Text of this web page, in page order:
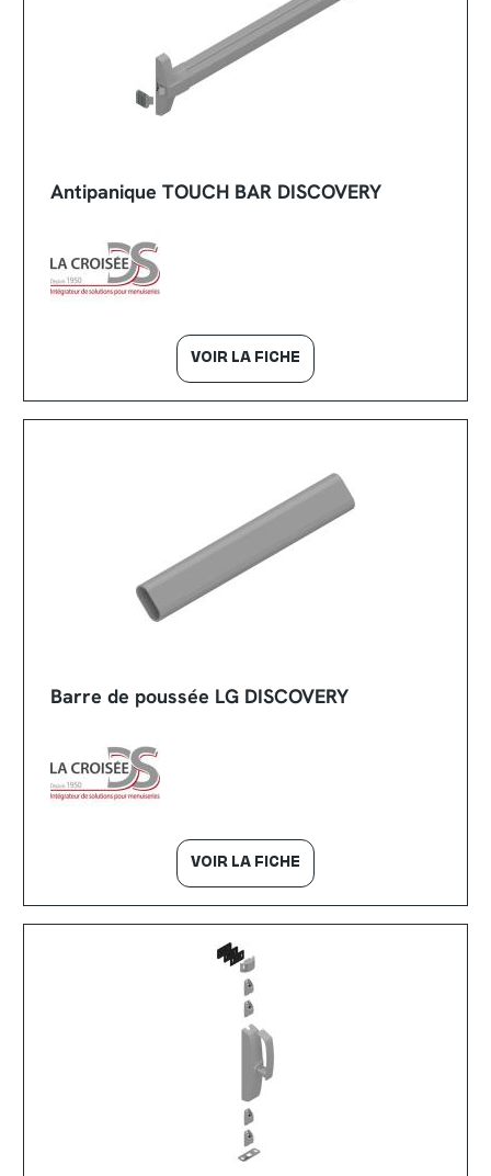
Antipanique TOUCH BAR DISCOVERY
VOIR LA FICHE
Barre de poussée LG DISCOVERY
VOIR LA FICHE